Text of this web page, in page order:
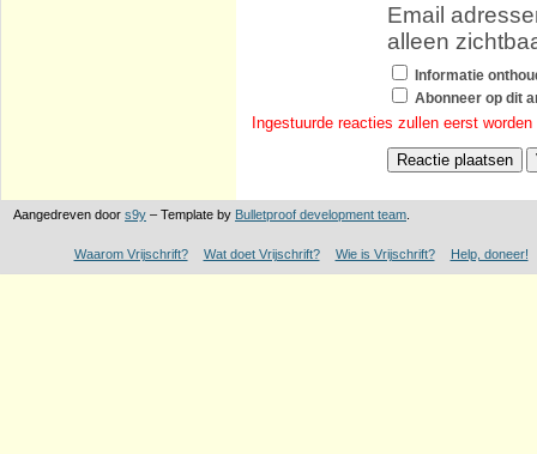
Email
alleen
Informatie
Abonneer op dit
Ingestuurde reacties zullen eerst
Aangedreven door s9y – Template by Bulletproof development team
Waarom Vrijschrift? Wat doet Vrijschrift? Wie is Vrijschrift? Help, doneer!